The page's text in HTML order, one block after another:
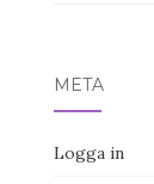
META
Logga in